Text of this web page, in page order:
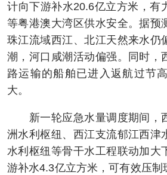
计向下游补水20.6亿立方米，有
等粤港澳大湾区供水安全。据预
珠江流域西江、北江天然来水仍
潮，河口咸潮活动偏强。同时，
路运输的船舶已进入返航过节
大。
新一轮应急水量调度期间，
洲水利枢纽、西江支流郁江西津
水利枢纽等骨干水工程联动加大
游补水4.3亿立方米，可有效压制